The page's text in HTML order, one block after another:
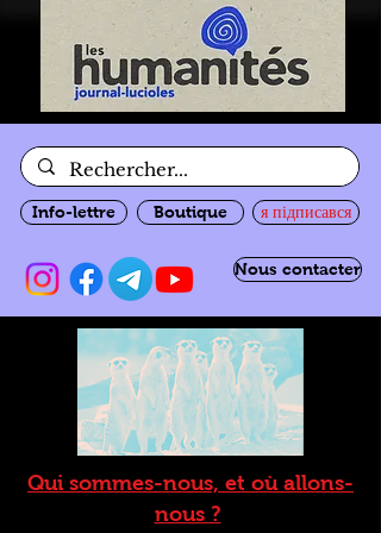
Info-lettre Boutique я підписався
Nous contacter
Qui sommes-nous, et où allons-
nous ?